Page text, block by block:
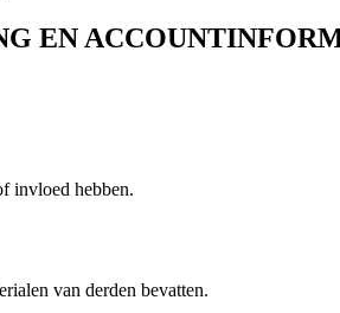
EN
invloed hebben.
van derden bevatten.